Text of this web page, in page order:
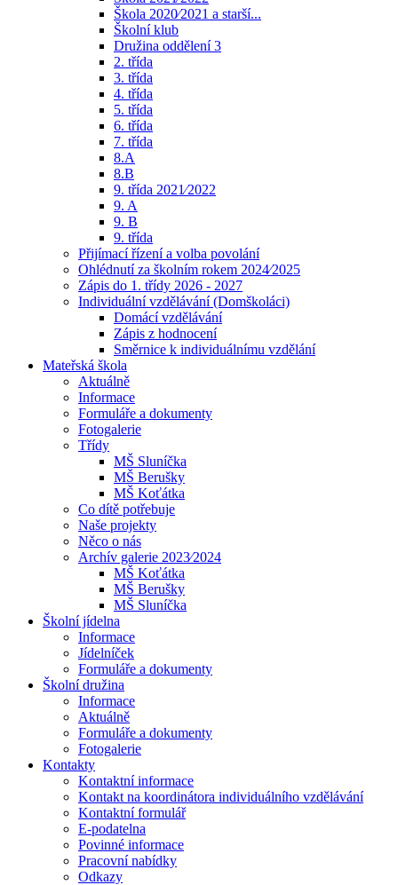
Škola 2020⁄2021 a starší...
Školní klub
Družina oddělení 3
2. třída
3. třída
4. třída
5. třída
6. třída
7. třída
8.A
8.B
9. třída 2021⁄2022
9. A
9. B
9. třída
Přijímací řízení a volba povolání
Ohlédnutí za školním rokem 2024⁄2025
Zápis do 1. třídy 2026 - 2027
Individuální vzdělávání (Domškoláci)
Domácí vzdělávání
Zápis z hodnocení
Směrnice k individuálnímu vzdělání
Mateřská škola
Aktuálně
Informace
Formuláře a dokumenty
Fotogalerie
Třídy
MŠ Sluníčka
MŠ Berušky
MŠ Koťátka
Co dítě potřebuje
Naše projekty
Něco o nás
Archív galerie 2023⁄2024
MŠ Koťátka
MŠ Berušky
MŠ Sluníčka
Školní jídelna
Informace
Jídelníček
Formuláře a dokumenty
Školní družina
Informace
Aktuálně
Formuláře a dokumenty
Fotogalerie
Kontakty
Kontaktní informace
Kontakt na koordinátora individuálního vzdělávání
Kontaktní formulář
E-podatelna
Povinné informace
Pracovní nabídky
Odkazy